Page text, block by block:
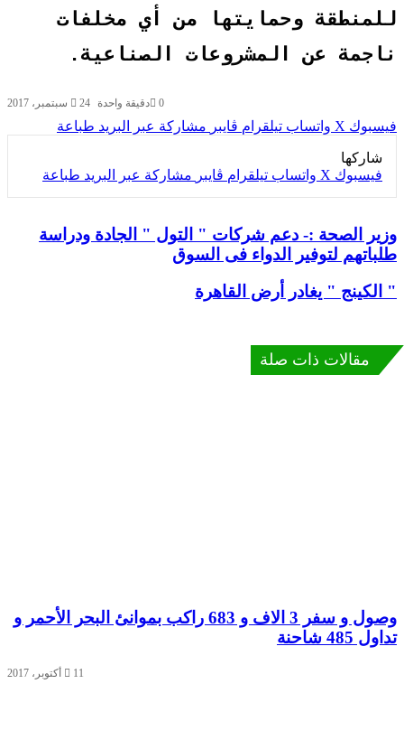
وحمايتها من أي مخلفات
عن المشروعات الصناعية.
24 سبتمبر، 2017 دقيقة واحدة
‫X واتساب تيلقرام ڤايبر مشاركة عبر البريد طباعة
شاركها
فيسبوك ‫X واتساب تيلقرام ڤايبر مشاركة عبر البريد طباعة
الصحة :- دعم شركات " التول " الجادة ودراسة طلباتهم لتوفير
فى السوق
الصحة :- دعم شركات " التول " الجادة ودراسة
لتوفير الدواء فى السوق
" يغادر أرض القاهرة
" يغادر أرض القاهرة
مقالات ذات صلة
وصول و سفر 3 الاف و 683 راكب بموانئ البحر الأحمر و
485 شاحنة